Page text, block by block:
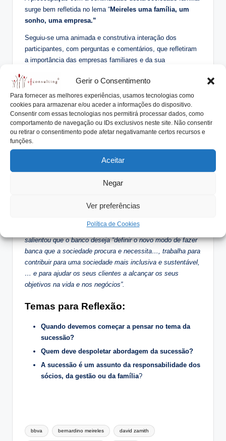
Gerir o Consentimento
Para fornecer as melhores experiências, usamos tecnologias como
cookies para armazenar e/ou aceder a informações do dispositivo.
Consentir com essas tecnologias nos permitirá processar dados, como
comportamento de navegação ou IDs exclusivos neste site. Não consentir
ou retirar o consentimento pode afetar negativamante certos recursos e
funções.
Aceitar
Negar
Ver preferências
Política de Cookies
surge bem refletida no lema “Meireles uma família, um
sonho, uma empresa.”
Seguiu-se uma animada e construtiva interação dos
participantes, com perguntas e comentários, que refletiram
a importância das empresas familiares e da sua
europeias e nacionais devem dedicar a estas sociedades
que dinamizam a economia do espaço europeu.
O BBVA acaba de passar por um processo de sucessão
do seu Presidente.
novembro de 2018 o Conselho de Administração do BBVA,
banco cujas origens remontam a 1857, aprovou por
unanimidade o plano de sucessão do seu presidente,
designando Carlos Torres Vila como sucessor de Francisco
processo de transformação que colocou o banco na
Na sua primeira apresentação de contas aos acionistas
salientou que o banco deseja “definir o novo modo de fazer
banca que a sociedade procura e necessita…, trabalha para
contribuir para uma sociedade mais inclusiva e sustentável,
… e para ajudar os seus clientes a alcançar os seus
objetivos na vida e nos negócios”.
Temas para Reflexão:
Quando devemos começar a pensar no tema da
sucessão?
Quem deve despoletar abordagem da sucessão?
A sucessão é um assunto da responsabilidade dos
sócios, da gestão ou da família?
Tags:
bbva bernardino meireles david zamith